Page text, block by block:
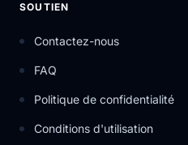
SOUTIEN
Contactez-nous
FAQ
Politique de confidentialité
Conditions d'utilisation